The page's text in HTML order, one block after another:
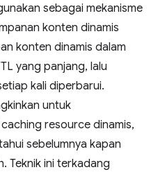
sebagai mekanisme
konten dinamis
konten dinamis dalam
yang panjang, lalu
kali diperbarui.
untuk
resource dinamis,
sebelumnya kapan
Teknik ini terkadang